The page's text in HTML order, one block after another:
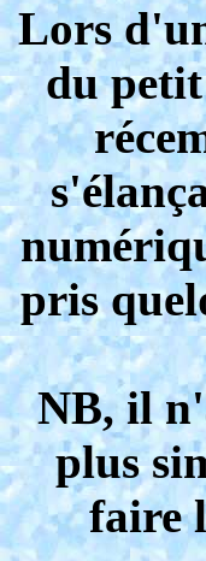
Lors
du
pris
NB, il
plus
faire